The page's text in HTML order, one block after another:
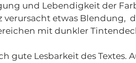
und Lebendigkeit der
verursacht etwas Blendung,
mit dunkler
gute Lesbarkeit des Textes.